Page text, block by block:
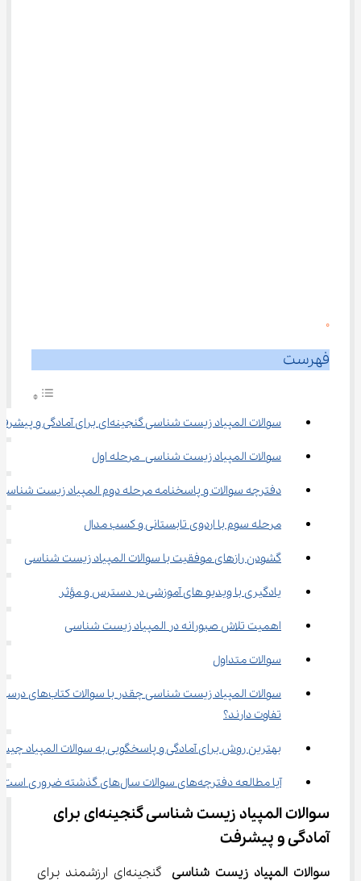
0
فهرست
سوالات المپیاد زیست شناسی گنجینه‌ای برای آمادگی و پیشرفت
سوالات المپیاد زیست شناسی مرحله اول
دفترچه سوالات و پاسخنامه مرحله دوم المپیاد زیست
مرحله سوم با اردوی تابستانی و کسب مدال
گشودن رازهای موفقیت با سوالات المپیاد زیست شناسی
یادگیری با ویدیو های آموزشی در دسترس و مؤثر
اهمیت تلاش صبورانه در المپیاد زیست شناسی
سوالات متداول
سوالات المپیاد زیست شناسی چقدر با سوالات
تفاوت دارند؟
بهترین روش برای آمادگی و پاسخگویی به سوالات المپیاد
آیا مطالعه دفترچه‌های سوالات سال‌های گذشته ضروری است؟
سوالات المپیاد زیست شناسی گنجینه‌ای برای
آمادگی و پیشرفت
سوالات المپیاد زیست شناسی
گنجینه‌ای ارزشمند برای